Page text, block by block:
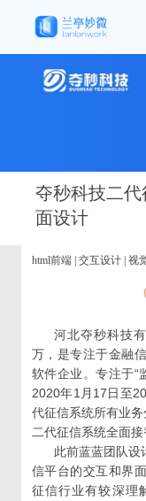
夺秒科技二
面设计
html前端 | 交互设计 | 视
河北夺秒科技
万，是专注于金融
软件企业。专注于“
2020年1月17日至
代征信系统所有业
二代征信系统全面接
此前蓝蓝团队设
信平台的交互和界
征信行业有较深理